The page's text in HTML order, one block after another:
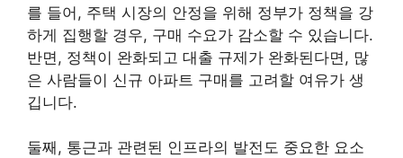
를 들어, 주택 시장의 안정을 위해 정부가 정책을 강
하게 집행할 경우, 구매 수요가 감소할 수 있습니다.
반면, 정책이 완화되고 대출 규제가 완화된다면, 많
은 사람들이 신규 아파트 구매를 고려할 여유가 생
깁니다.
둘째, 통근과 관련된 인프라의 발전도 중요한 요소